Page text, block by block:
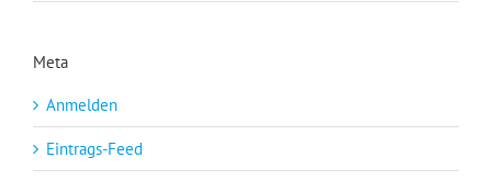
Meta
Anmelden
Eintrags-Feed